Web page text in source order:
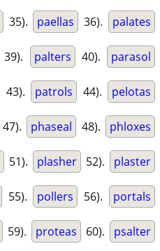
35). paellas 36). palates
39). palters 40). parasol
43). patrols 44). pelotas
47). phaseal 48). phloxes
51). plasher 52). plaster
55). pollers 56). portals
59). proteas 60). psalter